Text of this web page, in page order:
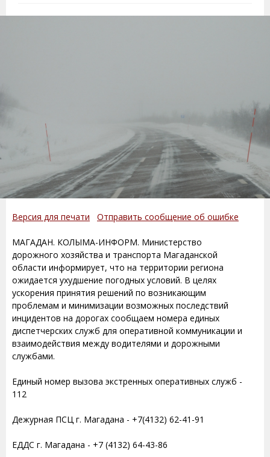
Версия для печати Отправить сообщение об ошибке
МАГАДАН. КОЛЫМА-ИНФОРМ. Министерство
дорожного хозяйства и транспорта Магаданской
области информирует, что на территории региона
ожидается ухудшение погодных условий. В целях
ускорения принятия решений по возникающим
проблемам и минимизации возможных последствий
инцидентов на дорогах сообщаем номера единых
диспетчерских служб для оперативной коммуникации и
взаимодействия между водителями и дорожными
службами.
Единый номер вызова экстренных оперативных служб -
112
Дежурная ПСЦ г. Магадана - +7(4132) 62-41-91
ЕДДС г. Магадана - +7 (4132) 64-43-86